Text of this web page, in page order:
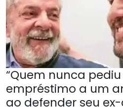
“Quem nunca
empréstimo a um
ao defender seu